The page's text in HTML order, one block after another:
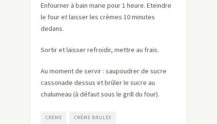
Enfourner à bain marie pour 1 heure. Eteindre
le four et laisser les crèmes 10 minutes
dedans.
Sortir et laisser refroidir, mettre au frais.
Au moment de servir : saupoudrer de sucre
cassonade dessus et brûler le sucre au
chalumeau (à défaut sous le grill du four).
CRÈME CRÈME BRULÉE